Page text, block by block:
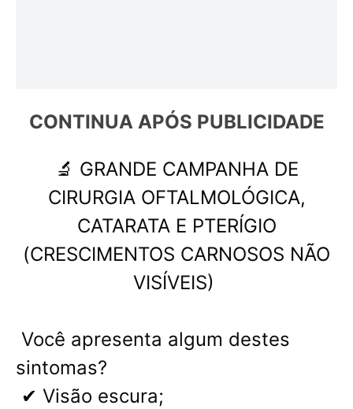
CONTINUA APÓS PUBLICIDADE
🔬 GRANDE CAMPANHA DE
CIRURGIA OFTALMOLÓGICA,
CATARATA E PTERÍGIO
(CRESCIMENTOS CARNOSOS NÃO
VISÍVEIS)
Você apresenta algum destes
sintomas?
✔ Visão escura;